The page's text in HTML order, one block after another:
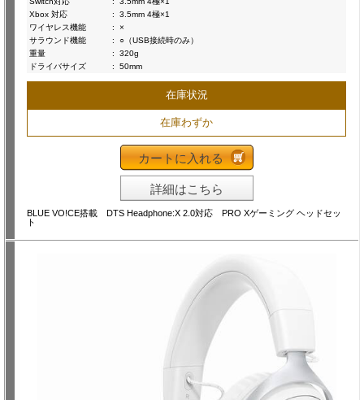
Xbox 対応
:
3.5mm 4極×1
ワイヤレス機能
:
×
サラウンド機能
:
○（USB接続時のみ）
重量
:
320g
ドライバサイズ
: 50mm
在庫状況
在庫わずか
カートに入れる
詳細はこちら
BLUE VO!CE搭載 DTS Headphone:X 2.0対応 PRO Xゲーミング ヘッドセッ
ト